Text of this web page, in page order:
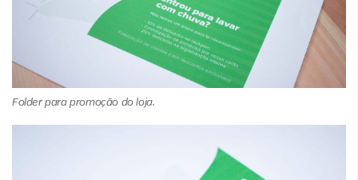
Folder para promoção do loja.